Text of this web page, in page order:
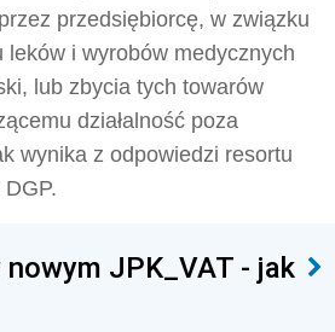
przedsiębiorcę, w związku
leków i wyrobów medycznych
lub zbycia tych towarów
działalność poza
wynika z odpowiedzi resortu
nowym JPK_VAT - jak